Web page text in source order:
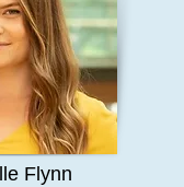
Flynn